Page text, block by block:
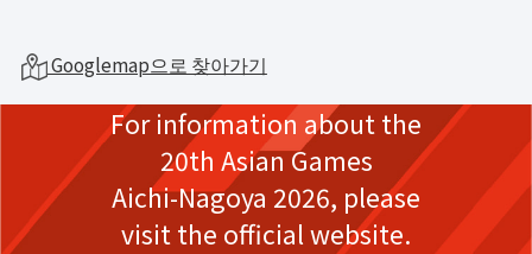
Googlemap으로 찾아가기
For information about the
20th Asian Games
Aichi-Nagoya 2026, please
visit the official website.